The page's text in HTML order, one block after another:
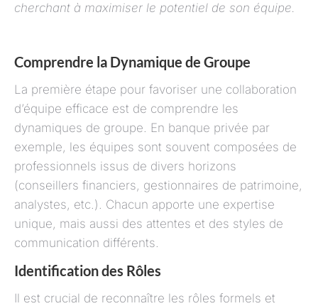
cherchant à maximiser le potentiel de son équipe.
Comprendre la Dynamique de Groupe
La première étape pour favoriser une collaboration
d’équipe efficace est de comprendre les
dynamiques de groupe. En banque privée par
exemple, les équipes sont souvent composées de
professionnels issus de divers horizons
(conseillers financiers, gestionnaires de patrimoine,
analystes, etc.). Chacun apporte une expertise
unique, mais aussi des attentes et des styles de
communication différents.
Identification des Rôles
Il est crucial de reconnaître les rôles formels et